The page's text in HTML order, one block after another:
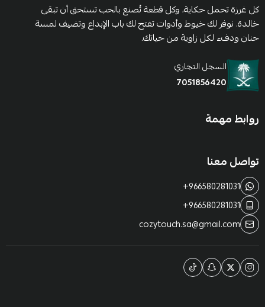
كل غرزة تحمل حكاية، وكل قطعة تُصنع بالحب تستحق أن تبقى
خالدة. نوفر لك خيوط وأدوات تفتح لك باب الإبداع وتضيف لمسة
حنان ودفء لكل زاوية من حياتك.
السجل التجاري
7051856420
روابط مهمة
تواصل معنا
+966580281031
+966580281031
cozytouch.sa@gmail.com